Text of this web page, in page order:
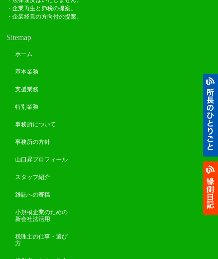
・企業再生と節税の提案。
・企業経営の方向付の提案。
Sitemap
ホーム
基本業務
支援業務
特別業務
事務所について
事務所の方針
山口昇プロフィール
スタッフ紹介
雑誌への寄稿
小規模企業のための
新会社法活用
税理士の仕事・選び
方